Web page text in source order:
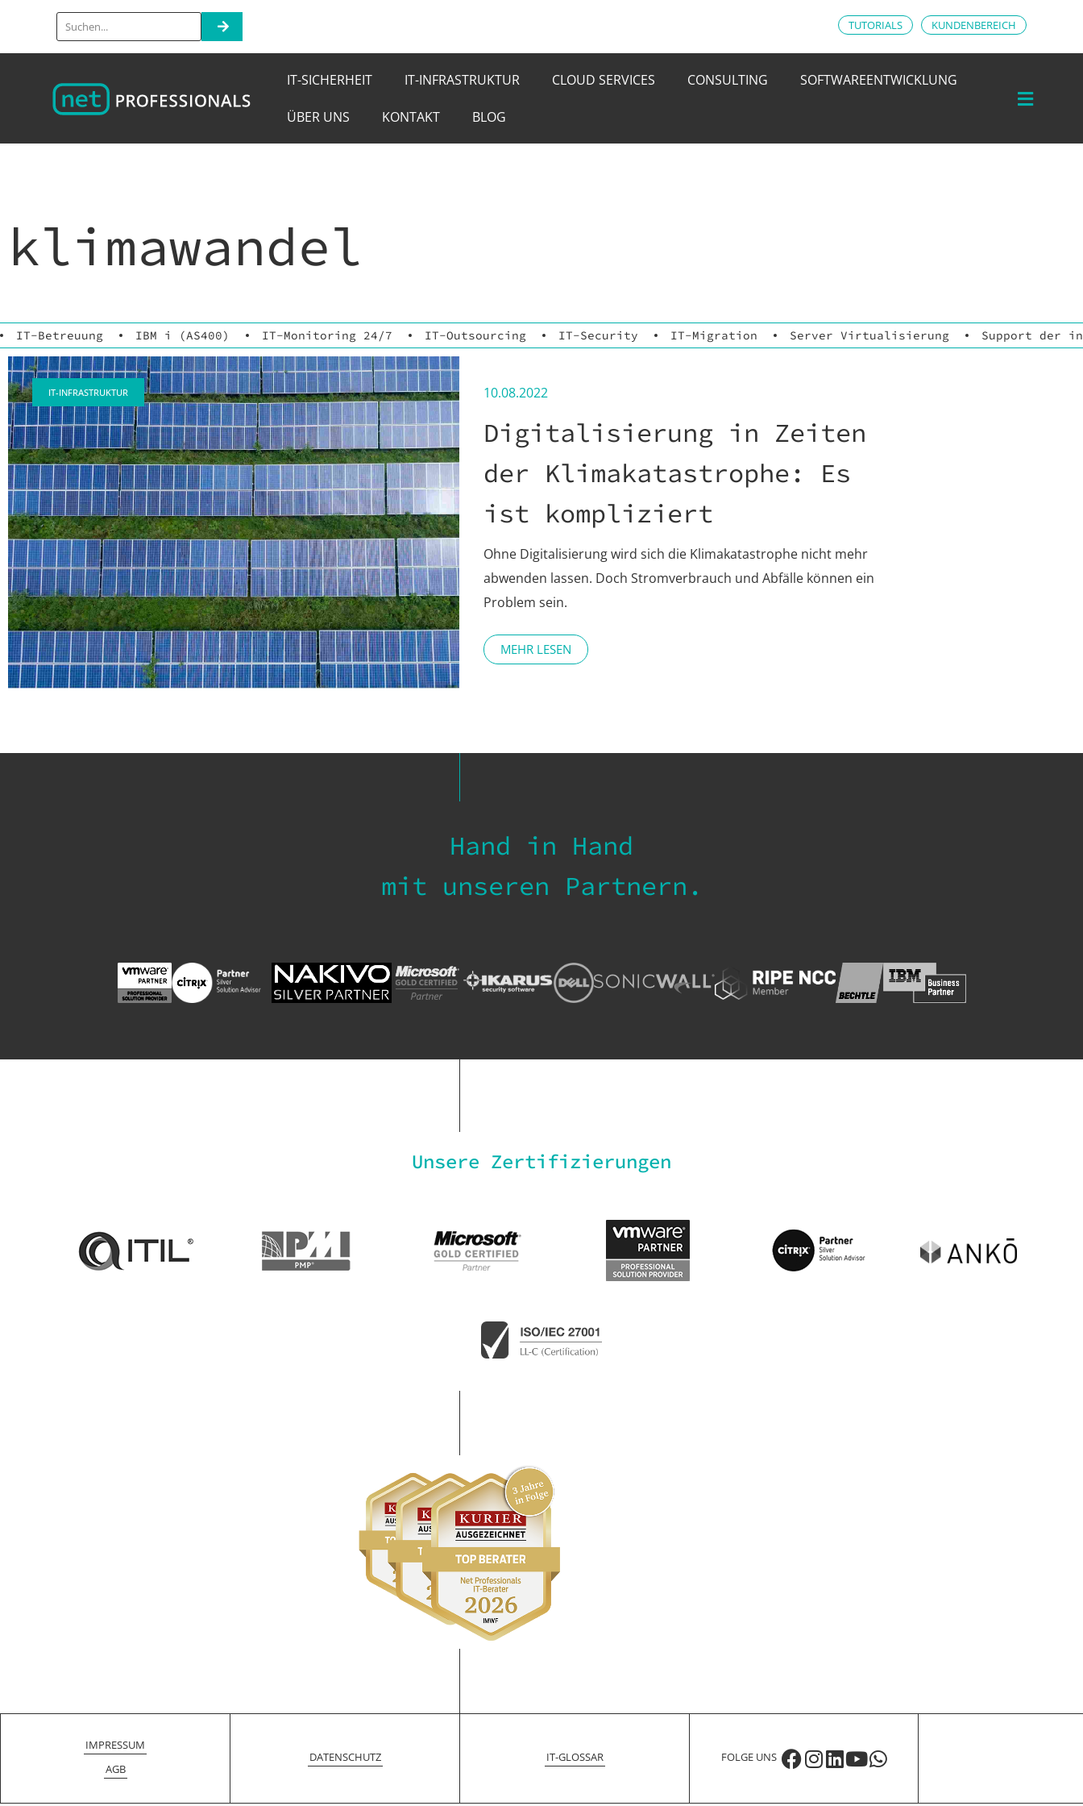
TUTORIALS KUNDENBEREICH
IT-SICHERHEIT IT-INFRASTRUKTUR CLOUD SERVICES CONSULTING SOFTWAREENTWICKLUNG
ÜBER UNS KONTAKT BLOG
klimawandel
IT-Betreuung IBM i (AS400) IT-Monitoring 24/7 IT-Outsourcing IT-Security IT-Migration Server Virtualisierung Support der
IT-INFRASTRUKTUR 10.08.2022
Digitalisierung in Zeiten
der Klimakatastrophe: Es
ist kompliziert
Ohne Digitalisierung wird sich die Klimakatastrophe nicht mehr
abwenden lassen. Doch Stromverbrauch und Abfälle können ein
Problem sein.
MEHR LESEN
Hand in Hand
mit unseren Partnern.
Unsere Zertifizierungen
IMPRESSUM
AGB
DATENSCHUTZ IT-GLOSSAR FOLGE UNS